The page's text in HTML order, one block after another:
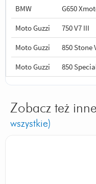
BMW
G650
Moto Guzzi
750 V7 III
Moto Guzzi
850 Stone
Moto Guzzi
850
Zobacz też
wszystkie)